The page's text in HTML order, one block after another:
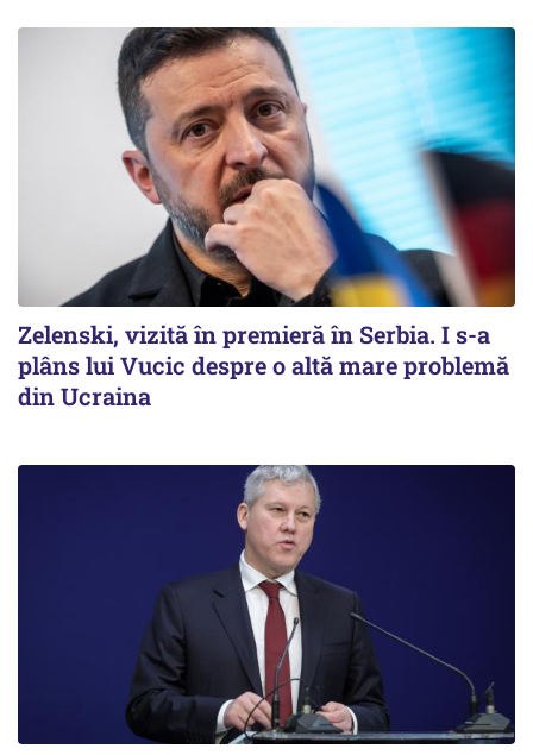
Zelenski, vizită în premieră în Serbia. I s-a
plâns lui Vucic despre o altă mare problemă
din Ucraina